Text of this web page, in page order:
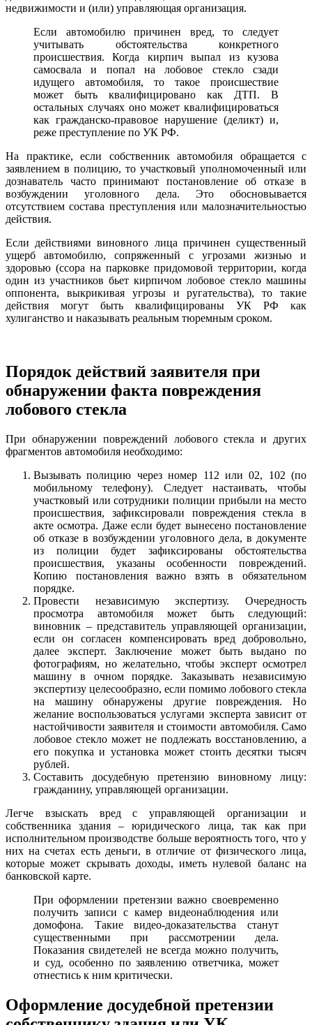
недвижимости и (или) управляющая организация.
Если автомобилю причинен вред, то следует
учитывать обстоятельства конкретного
происшествия. Когда кирпич выпал из кузова
самосвала и попал на лобовое стекло сзади
идущего автомобиля, то такое происшествие
может быть квалифицировано как ДТП. В
остальных случаях оно может квалифицироваться
как гражданско-правовое нарушение (деликт) и,
реже преступление по УК РФ.
На практике, если собственник автомобиля обращается с
заявлением в полицию, то участковый уполномоченный или
дознаватель часто принимают постановление об отказе в
возбуждении уголовного дела. Это обосновывается
отсутствием состава преступления или малозначительностью
действия.
Если действиями виновного лица причинен существенный
ущерб автомобилю, сопряженный с угрозами жизнью и
здоровью (ссора на парковке придомовой территории, когда
один из участников бьет кирпичом лобовое стекло машины
оппонента, выкрикивая угрозы и ругательства), то такие
действия могут быть квалифицированы УК РФ как
хулиганство и наказывать реальным тюремным сроком.
Порядок действий заявителя при
обнаружении факта повреждения
лобового стекла
При обнаружении повреждений лобового стекла и других
фрагментов автомобиля необходимо:
Вызывать полицию через номер 112 или 02, 102 (по
мобильному телефону). Следует настаивать, чтобы
участковый или сотрудники полиции прибыли на место
происшествия, зафиксировали повреждения стекла в
акте осмотра. Даже если будет вынесено постановление
об отказе в возбуждении уголовного дела, в документе
из полиции будет зафиксированы обстоятельства
происшествия, указаны особенности повреждений.
Копию постановления важно взять в обязательном
порядке.
Провести независимую экспертизу. Очередность
просмотра автомобиля может быть следующий:
виновник – представитель управляющей организации,
если он согласен компенсировать вред добровольно,
далее эксперт. Заключение может быть выдано по
фотографиям, но желательно, чтобы эксперт осмотрел
машину в очном порядке. Заказывать независимую
экспертизу целесообразно, если помимо лобового стекла
на машину обнаружены другие повреждения. Но
желание воспользоваться услугами эксперта зависит от
настойчивости заявителя и стоимости автомобиля. Само
лобовое стекло может не подлежать восстановлению, а
его покупка и установка может стоить десятки тысяч
рублей.
Составить досудебную претензию виновному лицу:
гражданину, управляющей организации.
Легче взыскать вред с управляющей организации и
собственника здания – юридического лица, так как при
исполнительном производстве больше вероятность того, что у
них на счетах есть деньги, в отличие от физического лица,
которые может скрывать доходы, иметь нулевой баланс на
банковской карте.
При оформлении претензии важно своевременно
получить записи с камер видеонаблюдения или
домофона. Такие видео-доказательства станут
существенными при рассмотрении дела.
Показания свидетелей не всегда можно получить,
и суд, особенно по заявлению ответчика, может
отнестись к ним критически.
Оформление досудебной претензии